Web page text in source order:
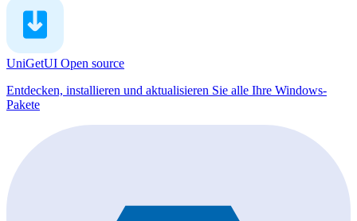
UniGetUI Open source
Entdecken, installieren und aktualisieren Sie alle Ihre Windows-
Pakete